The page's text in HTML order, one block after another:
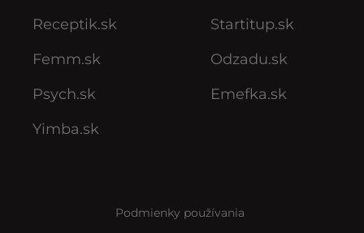
Receptik.sk
Femm.sk
Psych.sk
Yimba.sk
Startitup.sk
Odzadu.sk
Emefka.sk
Podmienky používania